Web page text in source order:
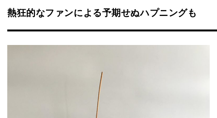
熱狂的なファンによる予期せぬハプニングも